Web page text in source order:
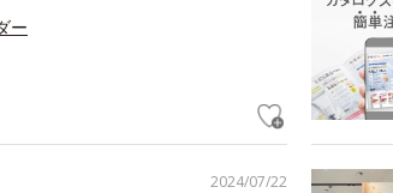
ー
2024/07/22